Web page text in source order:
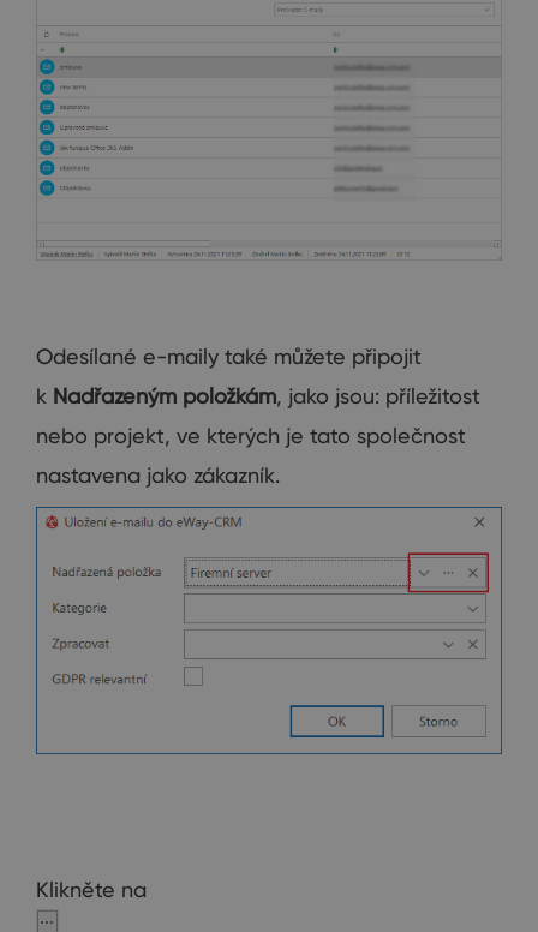
Odesílané e-maily také můžete připojit
k Nadřazeným položkám, jako jsou: příležitost
nebo projekt, ve kterých je tato společnost
nastavena jako zákazník.
Klikněte na